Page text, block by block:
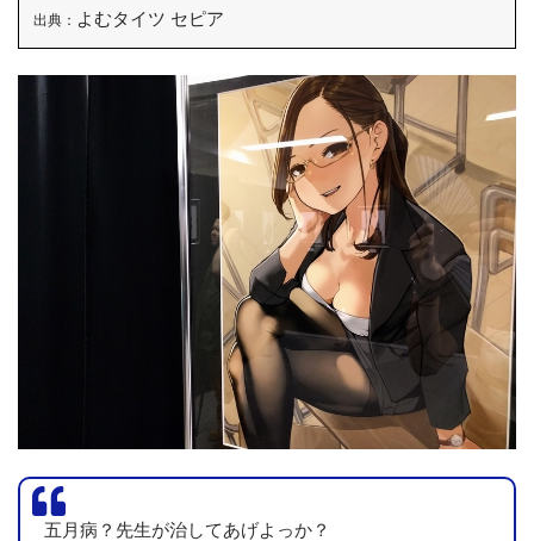
出典： よむタイツ セピア
五月病？先生が治してあげよっか？